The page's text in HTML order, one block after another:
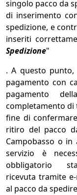
singolo pacco da
di inserimento
spedizione, e
inseriti
Spedizione"
. A questo
pagamento con
pagamento
completamento di
fine di
ritiro del pacco
Campobasso o
servizio è
obbligatorio
ricevuta tramite
al pacco da